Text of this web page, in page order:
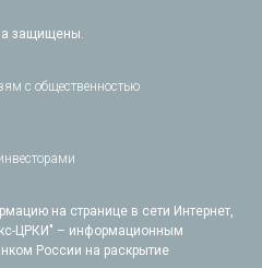
защищены.
с общественностью
на странице в сети Интернет,
ЦРКИ" – информационным
России на раскрытие